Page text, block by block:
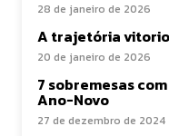
28 de janeiro de 2026
A trajetória
20 de janeiro de 2026
7 sobremesas
Ano-Novo
27 de dezembro de 2024